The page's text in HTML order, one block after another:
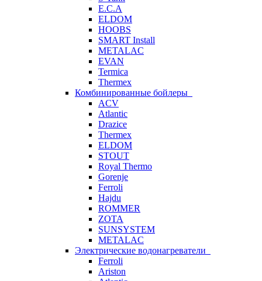
E.C.A
ELDOM
HOOBS
SMART Install
METALAC
EVAN
Termica
Thermex
Комбинированные бойлеры
ACV
Atlantic
Drazice
Thermex
ELDOM
STOUT
Royal Thermo
Gorenje
Ferroli
Hajdu
ROMMER
ZOTA
SUNSYSTEM
METALAC
Электрические водонагреватели
Ferroli
Ariston